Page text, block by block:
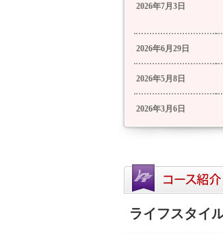
2026年7月3日
2026年6月29日
2026年5月8日
2026年3月6日
ライフスタイ